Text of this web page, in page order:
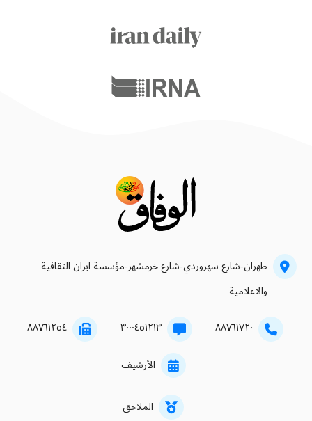
طهران-شارع سهروردي-شارع خرمشهر-مؤسسة ايران الثقافية
والاعلامية
۸۸۷٦۱۷۲۰ ۳۰۰۰٤٥۱۲۱۳ ۸۸۷٦۱۲٥٤
الأرشيف
الملاحق